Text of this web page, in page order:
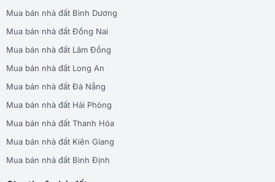
Mua bán nhà đất Bình Dương
Mua bán nhà đất Đồng Nai
Mua bán nhà đất Lâm Đồng
Mua bán nhà đất Long An
Mua bán nhà đất Đà Nẵng
Mua bán nhà đất Hải Phòng
Mua bán nhà đất Thanh Hóa
Mua bán nhà đất Kiên Giang
Mua bán nhà đất Bình Định